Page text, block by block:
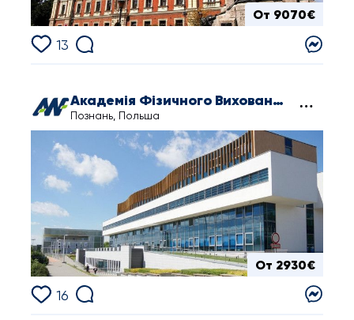
От 9070€
13
Академія Фізичного Виховання ім. Євгенія Пясецького
Познань, Польша
От 2930€
16